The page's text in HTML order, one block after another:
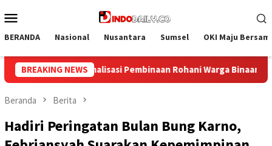
ke
Mobile
BERANDA Nasional Nusantara Sumsel OKI Maju
BREAKING NEWS
Binaan Bangun Kesamaan Persepsi, Lapas
Beranda Berita
Hadiri Peringatan Bulan Bung Karno,